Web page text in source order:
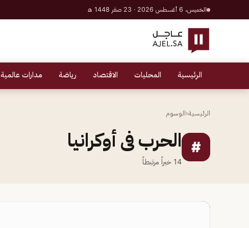
الخميس، 6 أغسطس 2026 · 23 صفر 1448 هـ
الرئيسية المحليات الاقتصاد رياضة مدارات عالمية
الرئيسية‹الوسوم
# الحرب فى أوكرانيا
14 خبراً مرتبطاً